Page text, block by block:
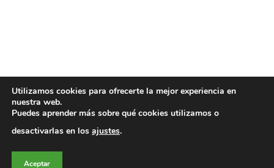
Utilizamos cookies para ofrecerte la mejor experiencia en
nuestra web.
Puedes aprender más sobre qué cookies utilizamos o
desactivarlas en los ajustes.
Aceptar